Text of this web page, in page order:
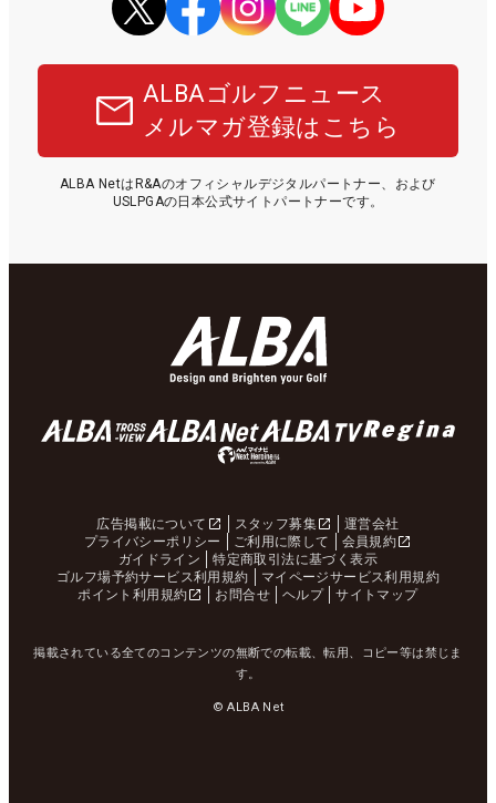
ALBAゴルフニュース
メルマガ登録はこちら
ALBA NetはR&Aのオフィシャルデジタルパートナー、および
USLPGAの日本公式サイトパートナーです。
広告掲載について スタッフ募集
運営会社
プライバシーポリシー
ご利用に際して
会員規約
ガイドライン
特定商取引法に基づく表示
ゴルフ場予約サービス利用規約
マイページサービス利用規約
ポイント利用規約
お問合せ ヘルプ サイトマップ
掲載されている全てのコンテンツの無断での転載、転用、コピー等は禁じま
す。
© ALBA Net